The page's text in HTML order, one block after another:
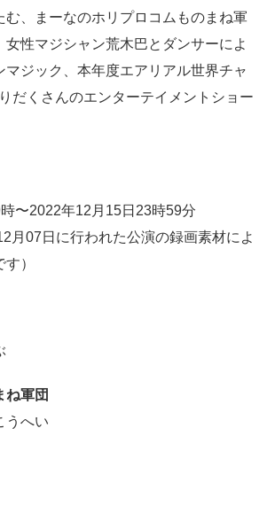
む、まーなのホリプロコムものまね軍
女性マジシャン荒木巴とダンサーによ
マジック、本年度エアリアル世界チャ
だくさんのエンターテイメントショー
〜2022年12月15日23時59分
月07日に行われた公演の録画素材によ
）
ね軍団
うへい